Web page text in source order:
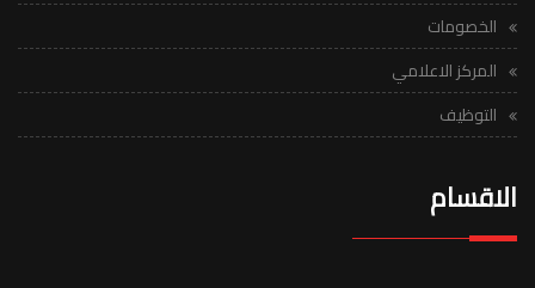
الخصومات
المركز الاعلامي
التوظيف
الاقسام